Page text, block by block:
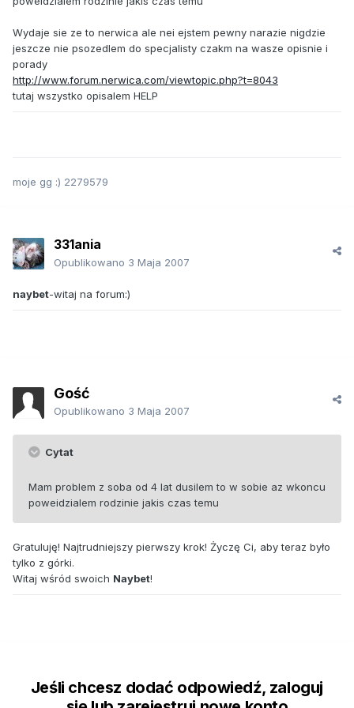
Wydaje sie ze to nerwica ale nei ejstem pewny narazie nigdzie
jeszcze nie psozedlem do specjalisty czakm na wasze opisnie i
porady
http://www.forum.nerwica.com/viewtopic.php?t=8043
tutaj wszystko opisalem HELP
moje gg :) 2279579
331ania
Opublikowano 3 Maja 2007
naybet-witaj na forum:)
Gość
Opublikowano 3 Maja 2007
Cytat
Mam problem z soba od 4 lat dusilem to w sobie az wkoncu
poweidzialem rodzinie jakis czas temu
Gratuluję! Najtrudniejszy pierwszy krok! Życzę Ci, aby teraz było
tylko z górki.
Witaj wśród swoich Naybet!
Jeśli chcesz dodać odpowiedź, zaloguj